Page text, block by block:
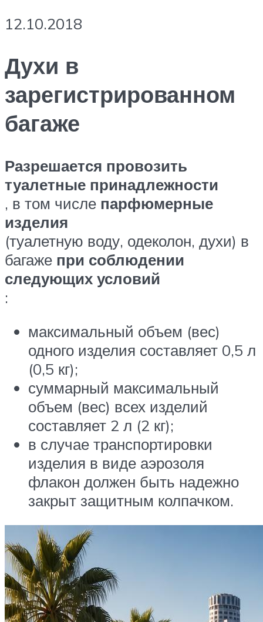
12.10.2018
Духи в
зарегистрированном
багаже
Разрешается провозить
туалетные принадлежности
, в том числе парфюмерные
изделия
(туалетную воду, одеколон, духи) в
багаже при соблюдении
следующих условий
:
максимальный объем (вес)
одного изделия составляет 0,5 л
(0,5 кг);
суммарный максимальный
объем (вес) всех изделий
составляет 2 л (2 кг);
в случае транспортировки
изделия в виде аэрозоля
флакон должен быть надежно
закрыт защитным колпачком.